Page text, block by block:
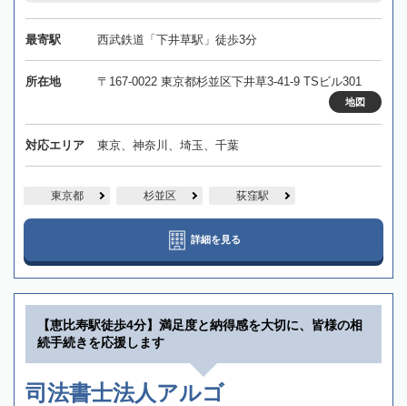
最寄駅 西武鉄道「下井草駅」徒歩3分
所在地 〒167-0022 東京都杉並区下井草3-41-9 TSビル301
地図
対応エリア 東京、神奈川、埼玉、千葉
東京都 杉並区 荻窪駅
詳細を見る
【恵比寿駅徒歩4分】満足度と納得感を大切に、皆様の相
続手続きを応援します
司法書士法人アルゴ